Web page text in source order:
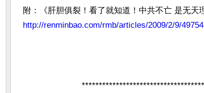
附：《肝胆俱裂！看了就知道！中共不亡 是无天
http://renminbao.com/rmb/articles/2009/2/9/